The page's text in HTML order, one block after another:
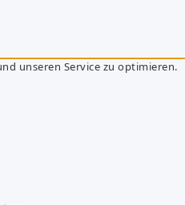
unseren Service zu optimieren.